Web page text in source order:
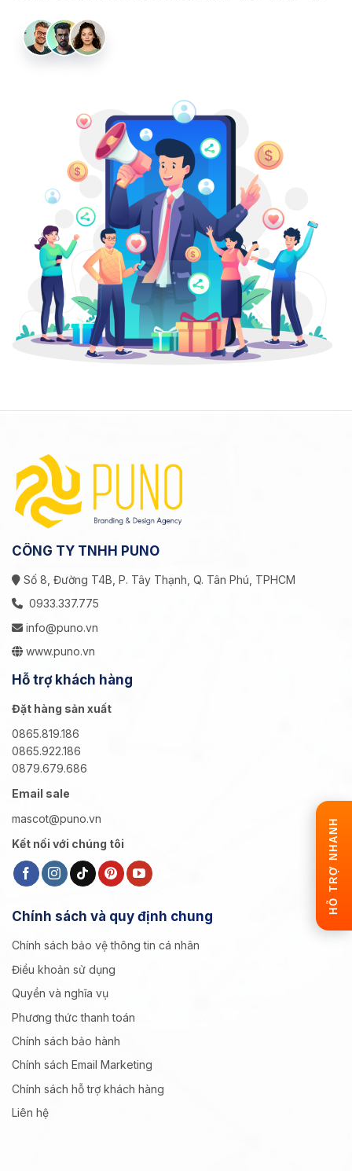
CÔNG TY TNHH PUNO
Số 8, Đường T4B, P. Tây Thạnh, Q. Tân Phú, TPHCM
0933.337.775
info@puno.vn
www.puno.vn
Hỗ trợ khách hàng
Đặt hàng sản xuất
0865.819.186
0865.922.186
0879.679.686
Email sale
mascot@puno.vn
Kết nối với chúng tôi
Chính sách và quy định chung
Chính sách bảo vệ thông tin cá nhân
Điều khoản sử dụng
Quyền và nghĩa vụ
Phương thức thanh toán
Chính sách bảo hành
Chính sách Email Marketing
Chính sách hỗ trợ khách hàng
Liên hệ
HỖ TRỢ NHANH